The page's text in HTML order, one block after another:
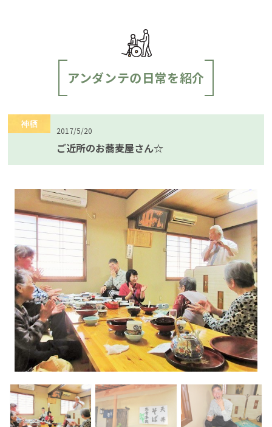
アンダンテの日常を紹介
神栖
2017/5/20
ご近所のお蕎麦屋さん☆